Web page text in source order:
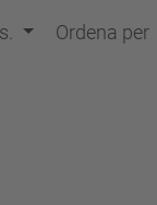
Ordena per